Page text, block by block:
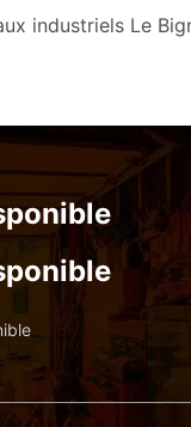
industriels Le